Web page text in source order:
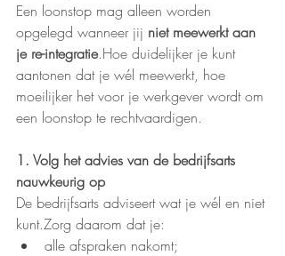
Een loonstop mag alleen worden
opgelegd wanneer jij niet meewerkt aan
je re-integratie.Hoe duidelijker je kunt
aantonen dat je wél meewerkt, hoe
moeilijker het voor je werkgever wordt om
een loonstop te rechtvaardigen.
1. Volg het advies van de bedrijfsarts
nauwkeurig op
De bedrijfsarts adviseert wat je wél en niet
kunt.Zorg daarom dat je:
alle afspraken nakomt;